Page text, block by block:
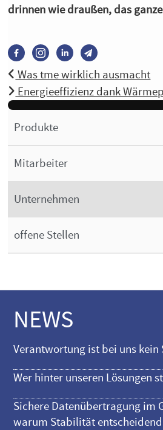
drinnen wie draußen, das
Was tme wirklich ausmacht
Energieeffizienz dank
Produkte
Mitarbeiter
Unternehmen
offene Stellen
NEWS
Verantwortung ist bei uns
Wer hinter unseren Lösungen
Sichere Datenübertragung im
warum Stabilität